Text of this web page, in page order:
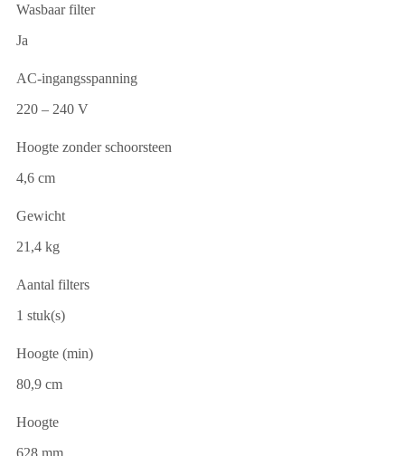
Wasbaar filter
Ja
AC-ingangsspanning
220 – 240 V
Hoogte zonder schoorsteen
4,6 cm
Gewicht
21,4 kg
Aantal filters
1 stuk(s)
Hoogte (min)
80,9 cm
Hoogte
628 mm